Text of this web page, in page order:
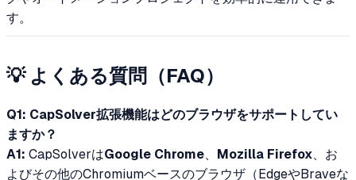
す。
💡 よくある質問（FAQ）
Q1: CapSolver拡張機能はどのブラウザをサポートしてい
ますか？
A1: CapSolverはGoogle Chrome Mozilla Firefox 、お
よびその他のChromiumベースのブラウザ（EdgeやBraveな